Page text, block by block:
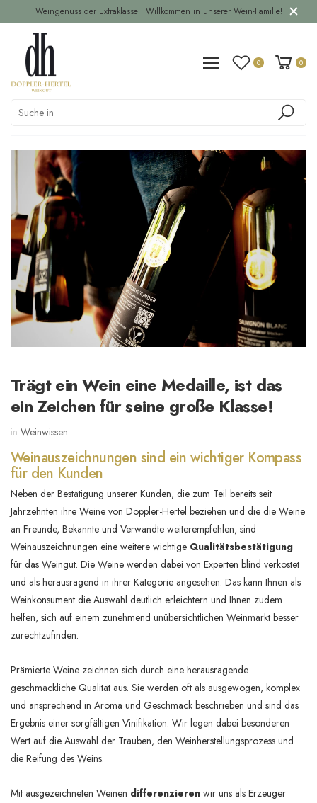
Weingenuss der Extraklasse | Willkommen in unserer Wein-Familie!
0 0
Trägt ein Wein eine Medaille, ist das
ein Zeichen für seine große Klasse!
in Weinwissen
Weinauszeichnungen sind ein wichtiger Kompass
für den Kunden
Neben der Bestätigung unserer Kunden, die zum Teil bereits seit
Jahrzehnten ihre Weine von Doppler-Hertel beziehen und die die Weine
an Freunde, Bekannte und Verwandte weiterempfehlen, sind
Weinauszeichnungen eine weitere wichtige Qualitätsbestätigung
für das Weingut. Die Weine werden dabei von Experten blind verkostet
und als herausragend in ihrer Kategorie angesehen. Das kann Ihnen als
Weinkonsument die Auswahl deutlich erleichtern und Ihnen zudem
helfen, sich auf einem zunehmend unübersichtlichen Weinmarkt besser
zurechtzufinden.
Prämierte Weine zeichnen sich durch eine herausragende
geschmackliche Qualität aus. Sie werden oft als ausgewogen, komplex
und ansprechend in Aroma und Geschmack beschrieben und sind das
Ergebnis einer sorgfältigen Vinifikation. Wir legen dabei besonderen
Wert auf die Auswahl der Trauben, den Weinherstellungsprozess und
die Reifung des Weins.
Mit ausgezeichneten Weinen differenzieren wir uns als Erzeuger